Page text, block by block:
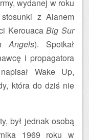
wydanej w roku
z Alanem
KerouacaBig Sur
Angels). Spotkał
i propagatora
Wake Up,
która do dziś nie
był jednak osobą
1969 roku w